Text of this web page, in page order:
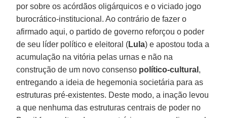
por sobre os acórdãos oligárquicos e o viciado jogo
burocrático-institucional. Ao contrário de fazer o
afirmado aqui, o partido de governo reforçou o poder
de seu líder político e eleitoral (Lula) e apostou toda a
acumulação na vitória pelas urnas e não na
construção de um novo consenso político-cultural ,
entregando a ideia de hegemonia societária para as
estruturas pré-existentes. Deste modo, a inação levou
a que nenhuma das estruturas centrais de poder no